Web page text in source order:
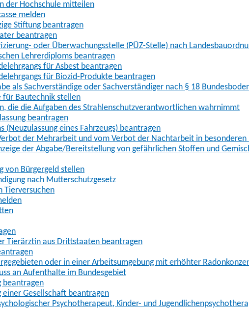
der Hochschule mitteilen
melden
Stiftung beantragen
beantragen
oder Überwachungsstelle (PÜZ-Stelle) nach
Lehrerdiploms beantragen
für Asbest beantragen
für Biozid-Produkte beantragen
als Sachverständige oder Sachverständiger nach § 18
für Bautechnik stellen
die die Aufgaben des Strahlenschutzverantwortlichen wahrnimmt
beantragen
(Neuzulassung eines Fahrzeugs) beantragen
der Mehrarbeit und vom Verbot der Nachtarbeit in
der Abgabe/Bereitstellung von gefährlichen Stoffen und
von Bürgergeld stellen
nach Mutterschutzgesetz
Tierversuchen
Tierärztin aus Drittstaaten beantragen
oder in einer Arbeitsumgebung mit erhöhter
an Aufenthalte im Bundesgebiet
beantragen
Gesellschaft beantragen
Psychotherapeut, Kinder- und